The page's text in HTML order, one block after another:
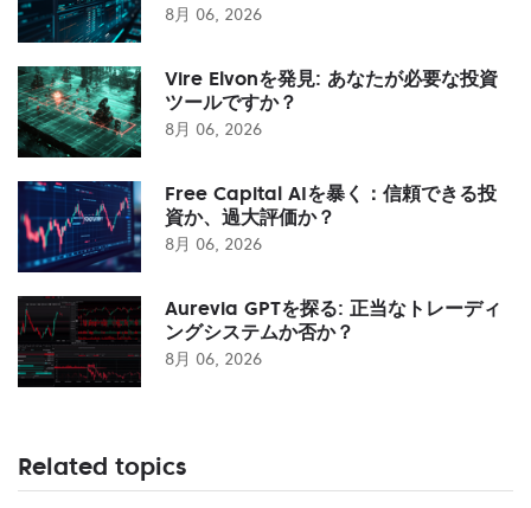
8月 06, 2026
Vire Elvonを発見: あなたが必要な投資
ツールですか？
8月 06, 2026
Free Capital AIを暴く：信頼できる投
資か、過大評価か？
8月 06, 2026
Aurevia GPTを探る: 正当なトレーディ
ングシステムか否か？
8月 06, 2026
Related topics